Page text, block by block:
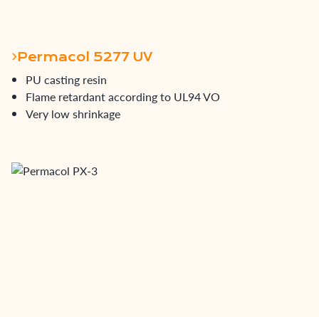
Permacol 5277 UV
PU casting resin
Flame retardant according to UL94 VO
Very low shrinkage